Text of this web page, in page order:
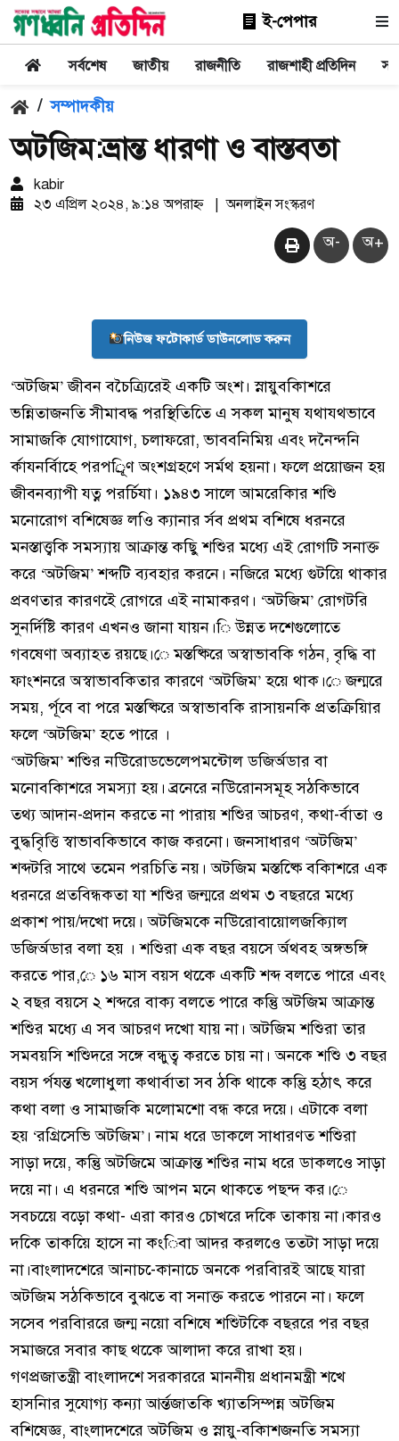
ই-পেপার
সর্বশেষ জাতীয় রাজনীতি রাজশাহী প্রতিদিন
/ সম্পাদকীয়
অটজিম:ভ্রান্ত ধারণা ও বাস্তবতা
kabir
২৩ এপ্রিল ২০২৪, ৯:১৪ অপরাহ্ন
| অনলাইন সংস্করণ
অ- অ+
নিউজ ফটোকার্ড ডাউনলোড করুন
‘অটজিম’ জীবন বচৈত্র্যিরেই একটি অংশ। স্নায়ুবকিাশরে
ভন্নিতাজনতি সীমাবদ্ধ পরস্থিতিতিে এ সকল মানুষ যথাযথভাবে
সামাজকি যোগাযোগ, চলাফরো, ভাববনিমিয় এবং দনৈন্দনি
র্কাযনর্বিাহে পরপর্িূণ অংশগ্রহণে সর্মথ হয়না। ফলে প্রয়োজন হয়
জীবনব্যাপী যত্ন পরর্চিযা। ১৯৪৩ সালে আমরেকিার শশিু
মনোরোগ বশিষেজ্ঞ লওি ক্যানার র্সব প্রথম বশিষে ধরনরে
মনস্তাত্ত্বকি সমস্যায় আক্রান্ত কছিু শশিুর মধ্যে এই রোগটি সনাক্ত
করে ‘অটজিম’ শব্দটি ব্যবহার করনে। নজিরে মধ্যে গুটয়িে থাকার
প্রবণতার কারণইে রোগরে এই নামাকরণ। ‘অটজিম’ রোগটরি
সুনর্দিষ্টি কারণ এখনও জানা যায়ন।ি উন্নত দশেগুলোতে
গবষেণা অব্যাহত রয়ছে।ে মস্তষ্কিরে অস্বাভাবকি গঠন, বৃদ্ধি বা
ফাংশনরে অস্বাভাবকিতার কারণে ‘অটজিম’ হয়ে থাক।ে জন্মরে
সময়, র্পূবে বা পরে মস্তষ্কিরে অস্বাভাবকি রাসায়নকি প্রতক্রিয়িার
ফলে ‘অটজিম’ হতে পারে ।
‘অটজিম’ শশিুর নউিরোডভেলেপমন্টোল ডজির্অডার বা
মনোবকিাশরে সমস্যা হয়। ব্রনেরে নউিরোনসমূহ সঠকিভাবে
তথ্য আদান-প্রদান করতে না পারায় শশিুর আচরণ, কথা-র্বাতা ও
বুদ্ধবিৃত্তি স্বাভাবকিভাবে কাজ করনো। জনসাধারণ ‘অটজিম’
শব্দটরি সাথে তমেন পরচিতি নয়। অটজিম মস্তষ্কিে বকিাশরে এক
ধরনরে প্রতবিন্ধকতা যা শশিুর জন্মরে প্রথম ৩ বছররে মধ্যে
প্রকাশ পায়/দখো দয়ে। অটজিমকে নউিরোবায়োলজক্যিাল
ডজির্অডার বলা হয় । শশিুরা এক বছর বয়সে র্অথবহ অঙ্গভঙ্গি
করতে পার,ে ১৬ মাস বয়স থকেে একটি শব্দ বলতে পারে এবং
২ বছর বয়সে ২ শব্দরে বাক্য বলতে পারে কন্তিু অটজিম আক্রান্ত
শশিুর মধ্যে এ সব আচরণ দখো যায় না। অটজিম শশিুরা তার
সমবয়সি শশিুদরে সঙ্গে বন্ধুত্ব করতে চায় না। অনকে শশিু ৩ বছর
বয়স র্পযন্ত খলোধুলা কথার্বাতা সব ঠকি থাকে কন্তিু হঠাৎ করে
কথা বলা ও সামাজকি মলোমশো বন্ধ করে দয়ে। এটাকে বলা
হয় ‘রগ্রিসেভি অটজিম’। নাম ধরে ডাকলে সাধারণত শশিুরা
সাড়া দয়ে, কন্তিু অটজিমে আক্রান্ত শশিুর নাম ধরে ডাকলওে সাড়া
দয়ে না। এ ধরনরে শশিু আপন মনে থাকতে পছন্দ কর।ে
সবচয়েে বড়ো কথা- এরা কারও চোখরে দকিে তাকায় না।কারও
দকিে তাকয়িে হাসে না কংিবা আদর করলওে ততটা সাড়া দয়ে
না।বাংলাদশেরে আনাচ-েকানাচে অনকে পরবিারই আছে যারা
অটজিম সঠকিভাবে বুঝতে বা সনাক্ত করতে পারনে না। ফলে
সসেব পরবিাররে জন্ম নয়ো বশিষে শশিুটকিে বছররে পর বছর
সমাজরে সবার কাছ থকেে আলাদা করে রাখা হয়।
গণপ্রজাতন্ত্রী বাংলাদশে সরকাররে মাননীয় প্রধানমন্ত্রী শখে
হাসনিার সুযোগ্য কন্যা আর্ন্তজাতকি খ্যাতসিম্পন্ন অটজিম
বশিষেজ্ঞ, বাংলাদশেরে অটজিম ও স্নায়ু-বকিাশজনতি সমস্যা